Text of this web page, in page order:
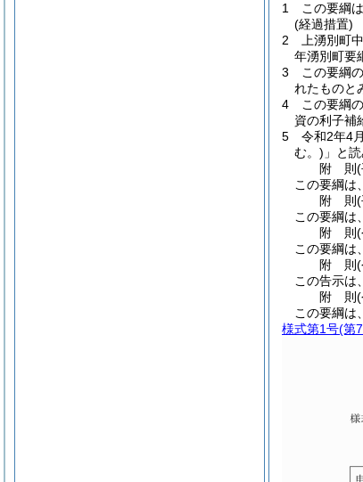
1
この要綱
(経過措置)
2
上湧別町
年湧別町要
3
この要綱
れたものと
4
この要綱
資の利子補
5
令和2年4
む。) 」と
附 則
この要綱は
附 則
この要綱は
附 則
この要綱は
附 則
この告示は
附 則
この要綱は
様式第1号(第